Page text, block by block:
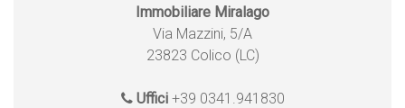
Immobiliare Miralago
Via Mazzini, 5/A
23823 Colico (LC)
Uffici+39 0341.941830